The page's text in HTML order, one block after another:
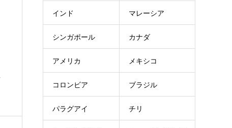
インド マレーシア
シンガポール カナダ
アメリカ メキシコ
コロンビア ブラジル
パラグアイ チリ